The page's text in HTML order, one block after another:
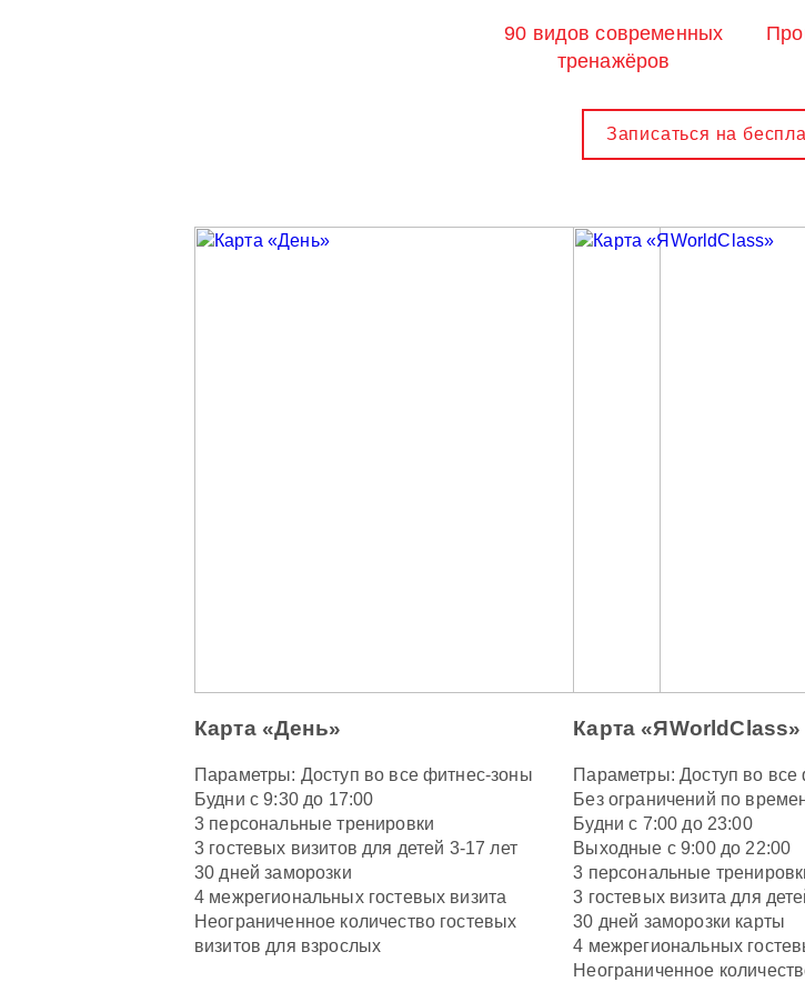
90 видов современных
тренажёров
Записаться на
Карта «День»
Параметры: Доступ во все фитнес-зоны
Будни с 9:30 до 17:00
3 персональные тренировки
3 гостевых визитов для детей 3-17 лет
30 дней заморозки
4 межрегиональных гостевых визита
Неограниченное количество гостевых
визитов для взрослых
Карта «ЯWorldClass»
Параметры: Доступ во все
Без ограничений по
Будни с 7:00 до 23:00
Выходные с 9:00 до 22:00
3 персональные
3 гостевых визита для
30 дней заморозки карты
4 межрегиональных
Неограниченное